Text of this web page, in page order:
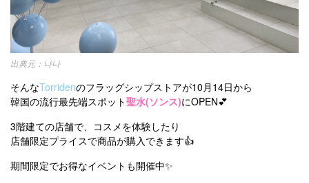
나나
そんなTorridenのフラッグシップストアが10月14日から
韓国の流行最先端スポット聖水(ソンス)にOPEN💕
3階建ての店舗で、コスメを体験したり
店舗限定プライスで商品が購入できます👍
期間限定でお得なイベントも開催中✨